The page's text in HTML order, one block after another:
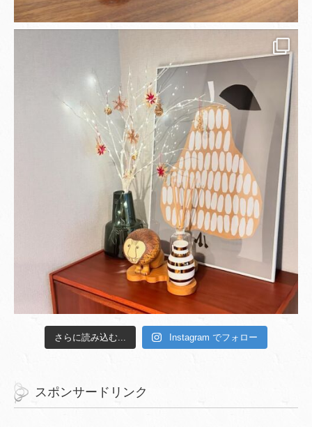
さらに読み込む... Instagram でフォロー
スポンサードリンク